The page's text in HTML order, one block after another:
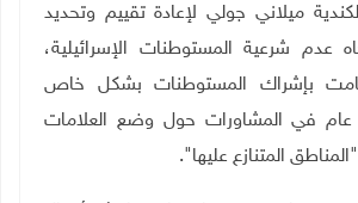
ميلاني جولي لإعادة تقييم وتحديد
عدم شرعية المستوطنات الإسرائيلية،
بإشراك المستوطنات بشكل خاص
في المشاورات حول وضع العلامات
المتنازع عليها".